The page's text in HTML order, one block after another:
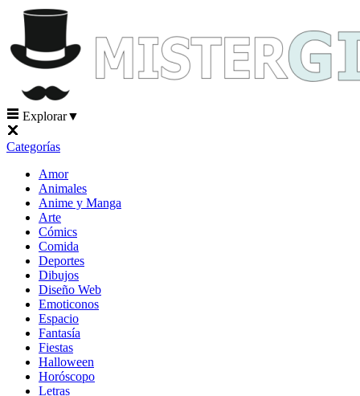
Explorar▼
Categorías
Amor
Animales
Anime y Manga
Arte
Cómics
Comida
Deportes
Dibujos
Diseño Web
Emoticonos
Espacio
Fantasía
Fiestas
Halloween
Horóscopo
Letras